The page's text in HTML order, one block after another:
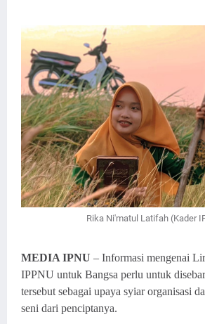
Rika Ni'matul Latifah (Kader
MEDIA IPNU – Informasi mengenai
IPPNU untuk Bangsa perlu untuk
tersebut sebagai upaya syiar organisasi
seni dari penciptanya.